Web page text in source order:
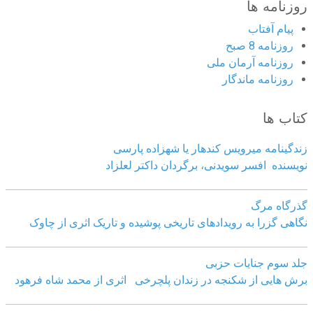
روزنامه ها
پیام آفتاب
روزنامه 8 صبح
روزنامه آرمان ملى
روزنامه ماندگار
کتاب ها
زندگینامه میرویس کندهار یا شهزاده پارسی
نویسنده افسر سویدنی، برگردان داکتر لعلزاد
گذرگاه مرگ
نگاهی گزرا به رویدادهای تاریخی پوشیده و تاریک اثری از چاوک
جلد سوم جنایات حزبی
برش هایی از شکنجه در زندان پلچرخی اثری از محمد شاه فرهود